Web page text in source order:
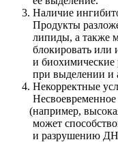
Наличие
Продукты
липиды, а также
блокировать или
и биохимические
при выделении
Некорректные
(например,
может
и разрушению